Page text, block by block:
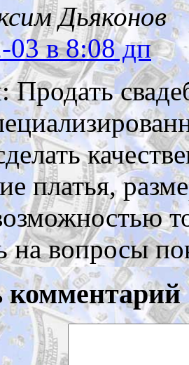
Дьяконов
03в 8:08 дп
платья,
на вопросы
комментарий